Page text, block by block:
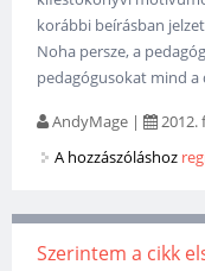
korábbi beírásban
Noha persze, a
pedagógusokat mind
AndyMage | 2012.
A hozzászóláshoz
Szerintem a cikk